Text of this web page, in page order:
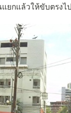
ยกแล้วให้ขับตรงไ